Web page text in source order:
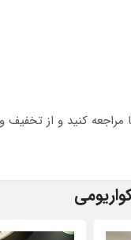
کنید و از تخفیف